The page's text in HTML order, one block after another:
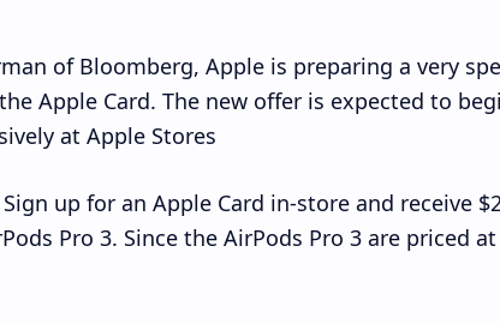
of Bloomberg, Apple is preparing a very
Apple Card. The new offer is expected to
at Apple Stores.
up for an Apple Card in-store and receive
Pro 3. Since the AirPods Pro 3 are priced